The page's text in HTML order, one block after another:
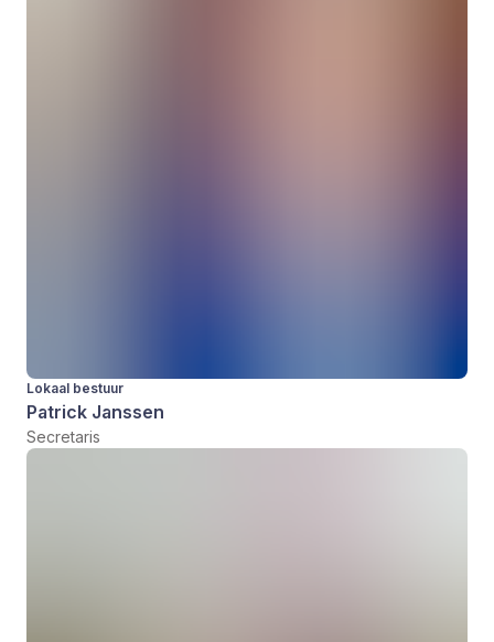
Lokaal bestuur
Patrick Janssen
Secretaris